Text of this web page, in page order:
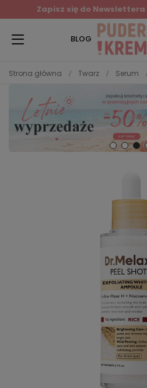
Zapisz się do Newslettera
BLOG
Strona główna Twarz Serum